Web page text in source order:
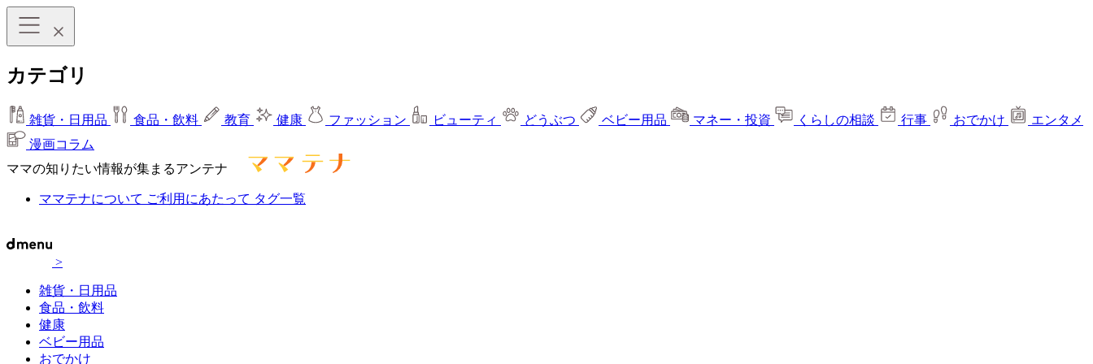
カテゴリ
雑貨・日用品 食品・飲料 教育 健康 ファッション ビューティ どうぶつ ベビー用品 マネー・投資 くらしの相談 行事 おでかけ
エンタメ
漫画コラム
ママの知りたい情報が集まるアンテナ
ママテナについて ご利用にあたって タグ一覧
>
雑貨・日用品
食品・飲料
健康
ベビー用品
おでかけ